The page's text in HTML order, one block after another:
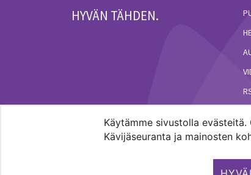
Käytämme sivustolla
Kävijäseuranta ja mainosten
HYVÄN TÄHDEN.